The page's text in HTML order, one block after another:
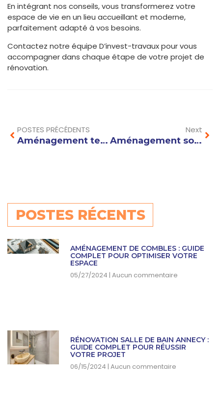
En intégrant nos conseils, vous transformerez votre
espace de vie en un lieu accueillant et moderne,
parfaitement adapté à vos besoins.
Contactez notre équipe D’invest-travaux pour vous
accompagner dans chaque étape de votre projet de
rénovation.
POSTES PRÉCÉDENTS
Aménagement terrain pente : idées et conseils pour créer un espace extérieur fonctionnel et esthétique
Next
Aménagement sous sol : idées et conseils pour optimiser l’espace et la luminosité
POSTES RÉCENTS
AMÉNAGEMENT DE COMBLES : GUIDE
COMPLET POUR OPTIMISER VOTRE
ESPACE
05/27/2024 Aucun commentaire
RÉNOVATION SALLE DE BAIN ANNECY :
GUIDE COMPLET POUR RÉUSSIR
VOTRE PROJET
06/15/2024 Aucun commentaire